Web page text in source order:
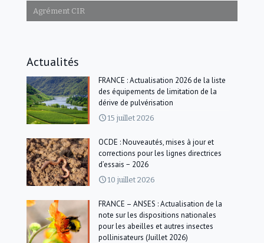
Agrément CIR
Actualités
FRANCE : Actualisation 2026 de la liste
des équipements de limitation de la
dérive de pulvérisation
15 juillet 2026
OCDE : Nouveautés, mises à jour et
corrections pour les lignes directrices
d’essais − 2026
10 juillet 2026
FRANCE – ANSES : Actualisation de la
note sur les dispositions nationales
pour les abeilles et autres insectes
pollinisateurs (Juillet 2026)